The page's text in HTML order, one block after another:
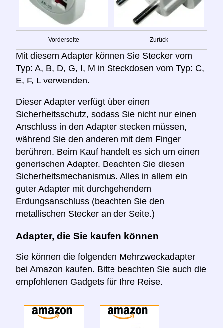
Vorderseite Zurück
Mit diesem Adapter können Sie Stecker vom
Typ: A, B, D, G, I, M in Steckdosen vom Typ: C,
E, F, L verwenden.
Dieser Adapter verfügt über einen
Sicherheitsschutz, sodass Sie nicht nur einen
Anschluss in den Adapter stecken müssen,
während Sie den anderen mit dem Finger
berühren. Beim Kauf handelt es sich um einen
generischen Adapter. Beachten Sie diesen
Sicherheitsmechanismus. Alles in allem ein
guter Adapter mit durchgehendem
Erdungsanschluss (beachten Sie den
metallischen Stecker an der Seite.)
Adapter, die Sie kaufen können
Sie können die folgenden Mehrzweckadapter
bei Amazon kaufen. Bitte beachten Sie auch die
empfohlenen Gadgets für Ihre Reise.